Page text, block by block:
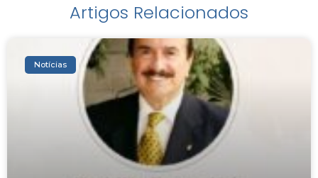
Artigos Relacionados
Notícias